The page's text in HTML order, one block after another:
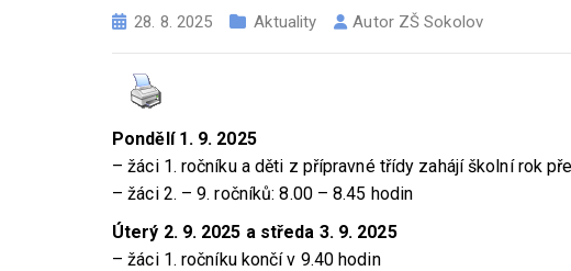
28. 8. 2025 Aktuality Autor ZŠ Sokolov
Pondělí 1. 9. 2025
– žáci 1. ročníku a děti z přípravné třídy zahájí školní rok
– žáci 2. – 9. ročníků: 8.00 – 8.45 hodin
Úterý 2. 9. 2025 a středa 3. 9. 2025
– žáci 1. ročníku končí v 9.40 hodin